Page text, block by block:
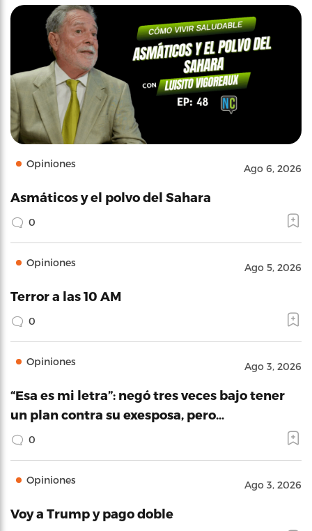
Opiniones Ago 6, 2026
Asmáticos y el polvo del Sahara
0
Opiniones Ago 5, 2026
Terror a las 10 AM
0
Opiniones Ago 3, 2026
“Esa es mi letra”: negó tres veces bajo tener
un plan contra su exesposa, pero…
0
Opiniones Ago 3, 2026
Voy a Trump y pago doble